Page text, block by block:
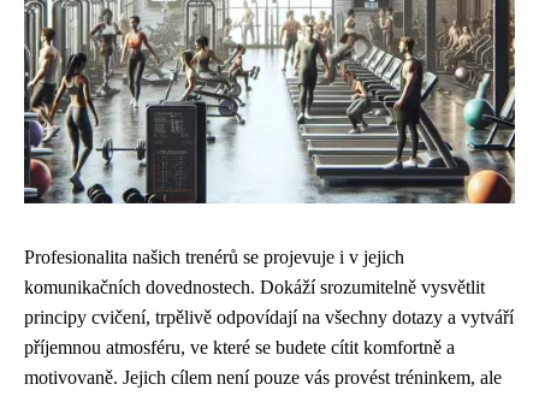
Profesionalita našich trenérů se projevuje i v jejich
komunikačních dovednostech. Dokáží srozumitelně vysvětlit
principy cvičení, trpělivě odpovídají na všechny dotazy a vytváří
příjemnou atmosféru, ve které se budete cítit komfortně a
motivovaně. Jejich cílem není pouze vás provést tréninkem, ale